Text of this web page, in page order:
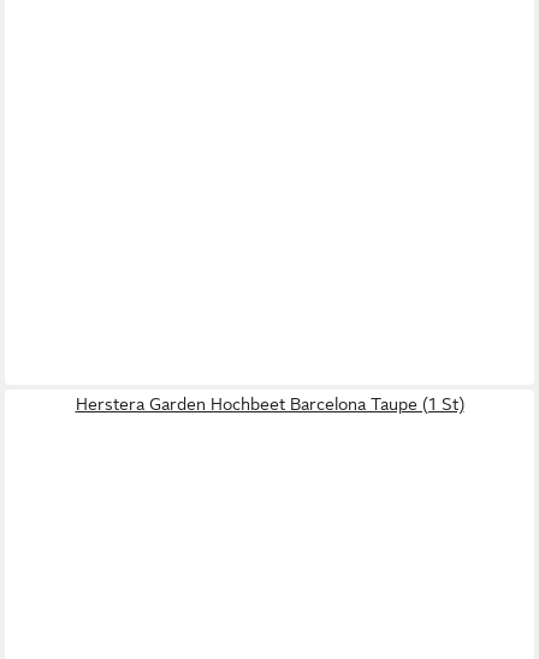
Herstera Garden Hochbeet Barcelona Taupe (1 St)